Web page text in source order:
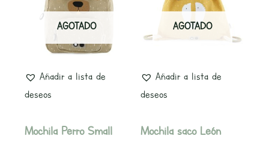
AGOTADO
Añadir a lista de
deseos
Mochila Perro Small
AGOTADO
Añadir a lista de
deseos
Mochila saco León